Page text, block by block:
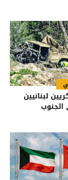
عسكريين لبنانيين